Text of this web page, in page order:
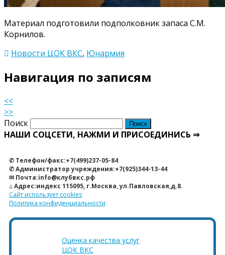
Материал подготовили подполковник запаса С.М.
Корнилов.
Новости ЦОК ВКС, Юнармия
Навигация по записям
<<
>>
Поиск
НАШИ СОЦСЕТИ, НАЖМИ И ПРИСОЕДИНИСЬ ⇒
✆ Телефон/факс:+7(499)237-05-84
✆ Администратор учреждения:+7(925)344-13-44
✉ Почта:info@клубвкс.рф
⌂ Адрес:индекс 115095, г.Москва, ул.Павловская,д.8.
Сайт использует cookies
Политика конфиденциальности
Оценка качества услуг
ЦОК ВКС